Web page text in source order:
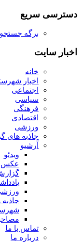
دسترسی سریع
برگه
اخبار سایت
خانه
اخبار
اجتماعی
سیاسی
فرهنگی
اقتصادی
ورزشی
جاذبه های
آرشیو
ویدئو
عکس
تماس با ما
درباره ما